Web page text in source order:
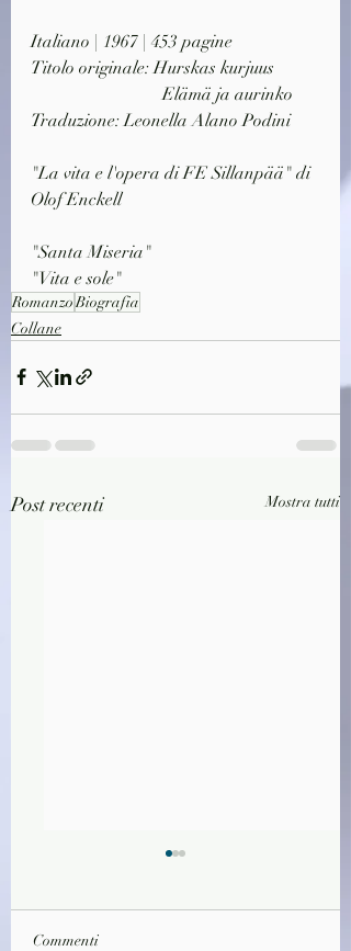
Italiano | 1967 | 453 pagine
Titolo originale: Hurskas kurjuus
			Elämä ja aurinko
Traduzione: Leonella Alano Podini
"La vita e l'opera di FE Sillanpää" di
Olof Enckell
"Santa Miseria"
"Vita e sole"
RomanzoBiografia
Collane
Post recenti Mostra tutti
Commenti